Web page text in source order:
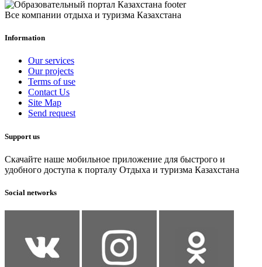
Все компании отдыха и туризма Казахстана
Information
Our services
Our projects
Terms of use
Contact Us
Site Map
Send request
Support us
Скачайте наше мобильное приложение для быстрого и
удобного доступа к порталу Отдыха и туризма Казахстана
Social networks